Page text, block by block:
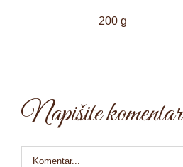
200 g
Napišite komentar
Comment